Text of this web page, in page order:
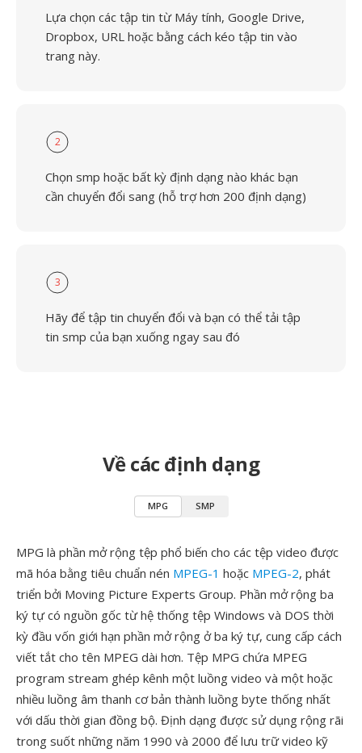
Lựa chọn các tập tin từ Máy tính, Google Drive,
Dropbox, URL hoặc bằng cách kéo tập tin vào
trang này.
2
Chọn smp hoặc bất kỳ định dạng nào khác bạn
cần chuyển đổi sang (hỗ trợ hơn 200 định dạng)
3
Hãy để tập tin chuyển đổi và bạn có thể tải tập
tin smp của bạn xuống ngay sau đó
Về các định dạng
MPG SMP
MPG là phần mở rộng tệp phổ biến cho các tệp video được
mã hóa bằng tiêu chuẩn nén MPEG-1 hoặc MPEG-2, phát
triển bởi Moving Picture Experts Group. Phần mở rộng ba
ký tự có nguồn gốc từ hệ thống tệp Windows và DOS thời
kỳ đầu vốn giới hạn phần mở rộng ở ba ký tự, cung cấp cách
viết tắt cho tên MPEG dài hơn. Tệp MPG chứa MPEG
program stream ghép kênh một luồng video và một hoặc
nhiều luồng âm thanh cơ bản thành luồng byte thống nhất
với dấu thời gian đồng bộ. Định dạng được sử dụng rộng rãi
trong suốt những năm 1990 và 2000 để lưu trữ video kỹ